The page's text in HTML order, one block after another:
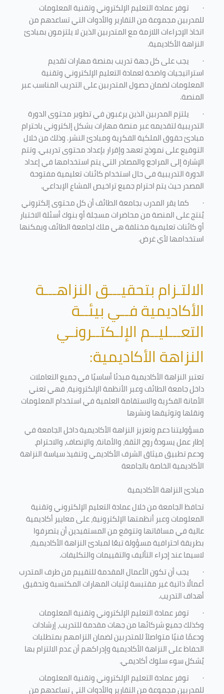
· توفر عمادة التعليم الإلكتروني وتقنية المعلومات
للمدربين مجموعة من التقارير والأدوات التي تساعدهم من
اتخاذ الإجراءات اللازمة مع المتدربين الذين لا يلتزمون بمبادئ
النزاهة الأكاديمية.
· يجب على كل جهة تدريب بمنصة مهارات تقديم
استراتيجيات واضحة لعمادة التعليم الإلكتروني وتقنية
المعلومات لضمان حصول المتدربين على التدريب المناسب عبر
المنصة.
· يلتزم المدربين الذين يرغبون في تطوير محتوى الدورة
التدريبية لتقديمه عبر منصة مهارات بشكل إلكتروني باحترام
مبادئ حقوق الملكية الفكرية ومبادئ النشر. وذلك من خلال
التوقيع على نموذج تعهد وإقرار بإعداد محتوى تدريبي. وتتم
الإشارة إلى المراجع والمصادر التي يتم استخدامها في إعداد
الدورة التدريبية في حال استخدام كائنات تعليمية مفتوحة
المصدر حيث يتم احترام جميع تراخيص المشاع الإبداعي.
· كما يقر المدرب بجامعة الطائف أن كل محتوى إلكتروني
يُنتج على المنصة من محاضرات مسجلة أو بنوك أسئلة الاختبار
أو كائنات تعليمية مختلفة هي ملك لجامعة الطائف ويمكنها
استخدامها لأي غرض.
الالتـزام بتحقيـــق النزاهـــة
الأكاديمية فــي بيئــة
التعـــليــم الإلـكتــرونـي
النزاهة الأكاديمية:
تعتبر النزاهة الأكاديمية مبدئا أساسيًا في جميع التعاملات
داخل جامعة الطائف وعبر الأنظمة الإلكترونية، فهي تعني
الأمانة الفكرية والاستقامة العلمية في استخدام المعلومات
ونقلها وتوثيقها ونشرها
مسؤوليتنا دعم وتعزيز النزاهة الأكاديمية داخل الجامعة في
إطار عمل يسودهُ روح الثقة، والأمانة، والإنصاف، والاحترام،
ودعم تطبيق ميثاق الشرف الأكاديمي وتنفيذ سياسة النزاهة
الأكاديمية الخاصة بالجامعة
مبادئ النزاهة الأكاديمية
تحافظ الجامعة من خلال عمادة التعليم الإلكتروني وتقنية
المعلومات وعبر أنظمتها الإلكترونية، على معايير أكاديمية
عالية في مساقاتها وتتوقع من المستفيدين أن يتصرفوا
بطريقة احترافية مسؤولة تبعًا لمبادئ النزاهة الأكاديمية،
لاسيما عند إجراء التأليف والتقييمات والتكليفات.
· يجب أن تكون الأعمال المقدمة للتقييم من طرف المتدرب
أعمالًا ذاتية غير مقتبسة لإثبات المهارات المكتسبة وتحقيق
أهداف التدريب.
· توفر عمادة التعليم الإلكتروني وتقنية المعلومات
وكذلك جميع شركائها من جهات مقدمة للتدريب، إرشادات
ودعمًا فنيًا متواصلاً للمتدربين لضمان التزامهم بمتطلبات
الحفاظ على النزاهة الأكاديمية وإدراكهم أن عدم الالتزام بها
يُشكل سوء سلوك أكاديمي.
· توفر عمادة التعليم الإلكتروني وتقنية المعلومات
للمدربين مجموعة من التقارير والأدوات التي تساعدهم من